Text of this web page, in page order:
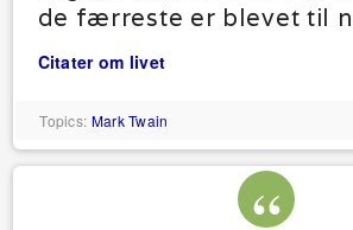
de færreste er blevet til
Citater om livet
Topics: Mark Twain